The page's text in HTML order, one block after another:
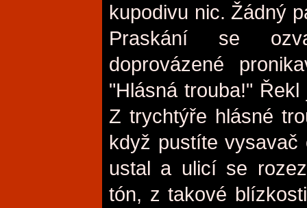
kupodivu nic. Žádný
Praskání se
doprovázené
"Hlásná trouba!"
Z trychtýře hlásné
když pustíte vysavač
ustal a ulicí se
tón, z takové